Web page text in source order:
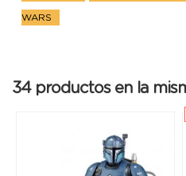
WARS
34 productos en la